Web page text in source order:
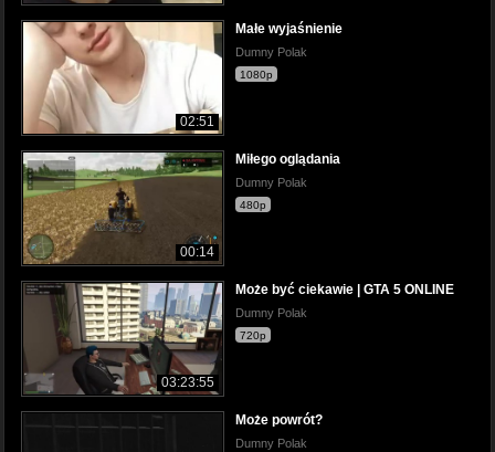
02:51
Małe wyjaśnienie
Dumny Polak
1080p
00:14
Miłego oglądania
Dumny Polak
480p
03:23:55
Może być ciekawie | GTA 5 ONLINE
Dumny Polak
720p
Może powrót?
Dumny Polak